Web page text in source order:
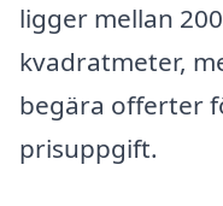
ligger mellan
kvadratmeter,
begära offerter
prisuppgift.